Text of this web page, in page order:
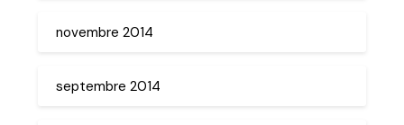
novembre 2014
septembre 2014